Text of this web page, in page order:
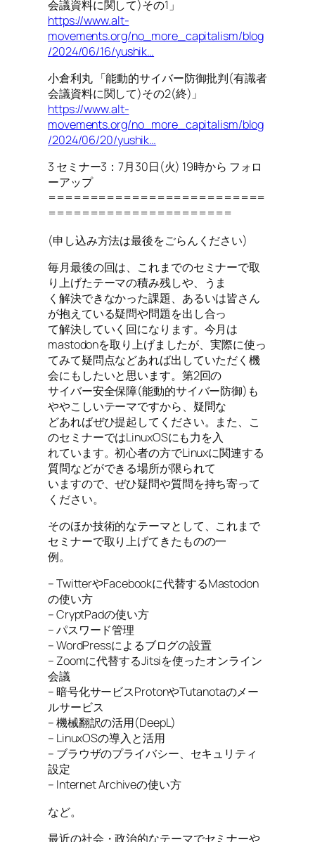
会議資料に関して)その1」
https://www.alt-
movements.org/no_more_capitalism/blog
/2024/06/16/yushik…
小倉利丸 「能動的サイバー防御批判(有識者
会議資料に関して)その2(終)」
https://www.alt-
movements.org/no_more_capitalism/blog
/2024/06/20/yushik…
3 セミナー3：7月30日(火) 19時から フォロ
ーアップ
==========================
======================
(申し込み方法は最後をごらんください)
毎月最後の回は、これまでのセミナーで取
り上げたテーマの積み残しや、うま
く解決できなかった課題、あるいは皆さん
が抱えている疑問や問題を出し合っ
て解決していく回になります。今月は
mastodonを取り上げましたが、実際に使っ
てみて疑問点などあれば出していただく機
会にもしたいと思います。第2回の
サイバー安全保障(能動的サイバー防御)も
ややこしいテーマですから、疑問な
どあればぜひ提起してください。また、こ
のセミナーではLinuxOSにも力を入
れています。初心者の方でLinuxに関連する
質問などができる場所が限られて
いますので、ぜひ疑問や質問を持ち寄って
ください。
そのほか技術的なテーマとして、これまで
セミナーで取り上げてきたものの一
例。
– TwitterやFacebookに代替するMastodon
の使い方
– CryptPadの使い方
– パスワード管理
– WordPressによるブログの設置
– Zoomに代替するJitsiを使ったオンライン
会議
– 暗号化サービスProtonやTutanotaのメー
ルサービス
– 機械翻訳の活用(DeepL)
– LinuxOSの導入と活用
– ブラウザのプライバシー、セキュリティ
設定
– Internet Archiveの使い方
など。
最近の社会・政治的なテーマでセミナーや